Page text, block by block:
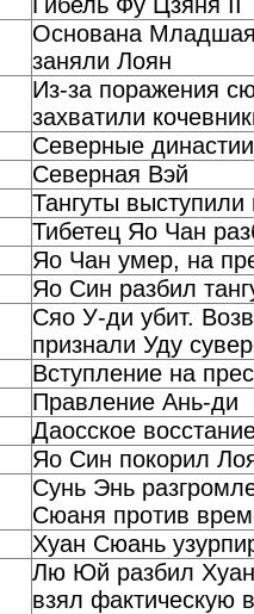
Основана
заняли Лоян
Из-за поражения
захватили
Северные
Северная Вэй
Тангуты выступили
Тибетец Яо Чан
Яо Чан умер, на
Яо Син разбил
Сяо У-ди убит.
признали Уду
Вступление на
Правление Ань-ди
Даосское
Яо Син покорил
Сунь Энь
Сюаня против
Хуан Сюань
Лю Юй разбил
взял фактическую